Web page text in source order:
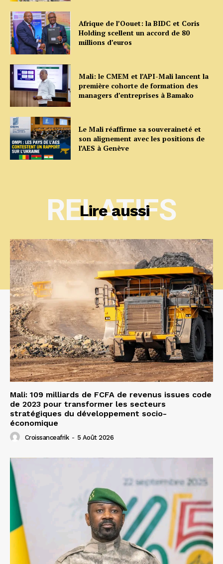
Afrique de l’Oouet: la BIDC et Coris
Holding scellent un accord de 80
millions d’euros
Mali: le CMEM et l’API-Mali lancent la
première cohorte de formation des
managers d’entreprises à Bamako
Le Mali réaffirme sa souveraineté et
son alignement avec les positions de
l’AES à Genève
Lire aussi
RELATIFS
Mali: 109 milliards de FCFA de revenus issues code
de 2023 pour transformer les secteurs
stratégiques du développement socio-
économique
Croissanceafrik - 5 Août 2026